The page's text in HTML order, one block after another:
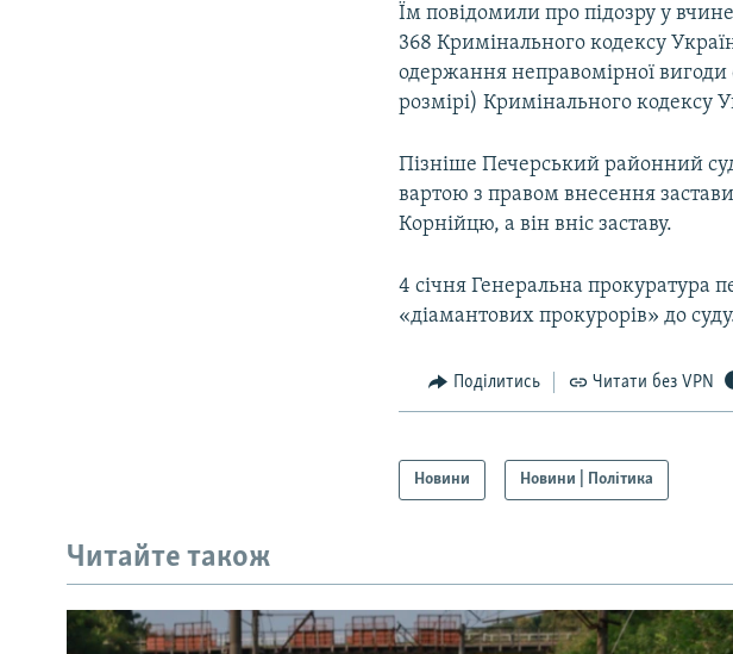
Їм повідомили про підозру у
368 Кримінального кодексу
одержання неправомірної
розмірі) Кримінального кодексу
Пізніше Печерський районний
вартою з правом внесення
Корнійцю, а він вніс заставу.
4 січня Генеральна прокуратура
«діамантових прокурорів» до
Поділитись Читати без VPN
Новини Новини | Політика
Читайте також